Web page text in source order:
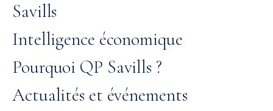
Savills
Intelligence économique
Pourquoi QP Savills ?
Actualités et événements